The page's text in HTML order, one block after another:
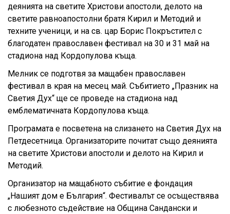
деянията на светите Христови апостоли, делото на
светите равноапостолни братя Кирил и Методий и
техните ученици, и на св. цар Борис Покръстител с
благодатен православен фестивал на 30 и 31 май на
стадиона над Кордопулова къща.
Мелник се подготвя за мащабен православен
фестивал в края на месец май. Събитието „Празник на
Светия Дух“ ще се проведе на стадиона над
емблематичната Кордопулова къща.
Програмата е посветена на слизането на Светия Дух на
Петдесетница. Организаторите почитат също деянията
на светите Христови апостоли и делото на Кирил и
Методий.
Организатор на мащабното събитие е фондация
„Нашият дом е България“. Фестивалът се осъществява
с любезното съдействие на Община Сандански и